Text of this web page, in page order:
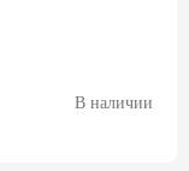
В наличии